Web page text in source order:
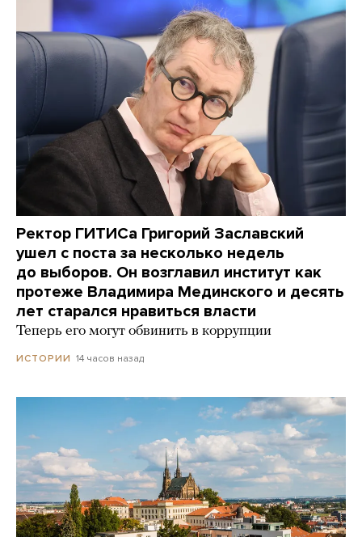
Ректор ГИТИСа Григорий Заславский
ушел с поста за несколько недель
до выборов. Он возглавил институт как
протеже Владимира Мединского и десять
лет старался нравиться власти
Теперь его могут обвинить в коррупции
ИСТОРИИ 14 часов назад